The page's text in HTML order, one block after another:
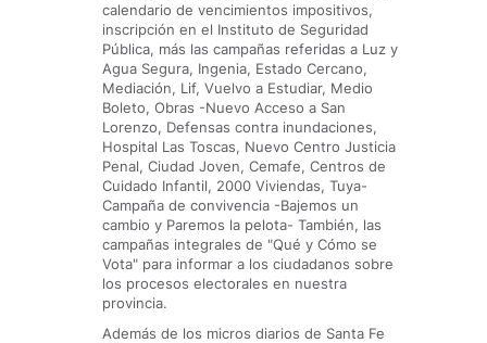
calendario de vencimientos impositivos,
inscripción en el Instituto de Seguridad
Pública, más las campañas referidas a Luz y
Agua Segura, Ingenia, Estado Cercano,
Mediación, Lif, Vuelvo a Estudiar, Medio
Boleto, Obras -Nuevo Acceso a San
Lorenzo, Defensas contra inundaciones,
Hospital Las Toscas, Nuevo Centro Justicia
Penal, Ciudad Joven, Cemafe, Centros de
Cuidado Infantil, 2000 Viviendas, Tuya-
Campaña de convivencia -Bajemos un
cambio y Paremos la pelota- También, las
campañas integrales de "Qué y Cómo se
Vota" para informar a los ciudadanos sobre
los procesos electorales en nuestra
provincia.
Además de los micros diarios de Santa Fe